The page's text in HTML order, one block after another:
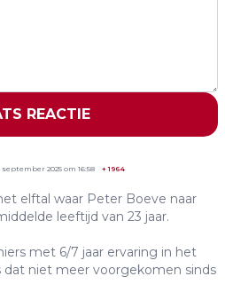
REACTIE
september 2025 om 16:58 +1964
elftal waar Peter Boeve naar
leeftijd van 23 jaar.
met 6/7 jaar ervaring in het
dat niet meer voorgekomen sinds